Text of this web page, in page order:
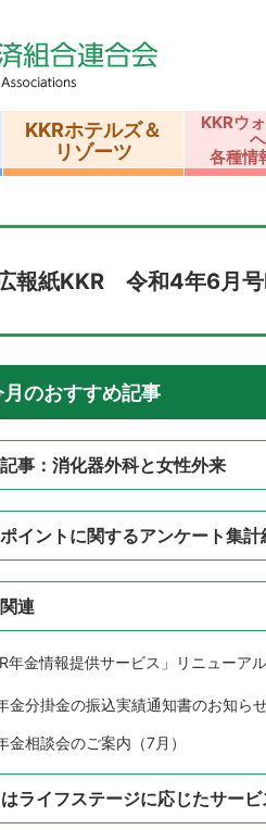
KKRホテルズ＆
リゾーツ
KKRウ
各種情
報紙KKR 令和4年6月
月のおすすめ記事
事：消化器外科と女性外来
イントに関するアンケート集計
連
年金情報提供サービス」リニューア
金分掛金の振込実績通知書のお知ら
相談会のご案内（7月）
ライフステージに応じたサー